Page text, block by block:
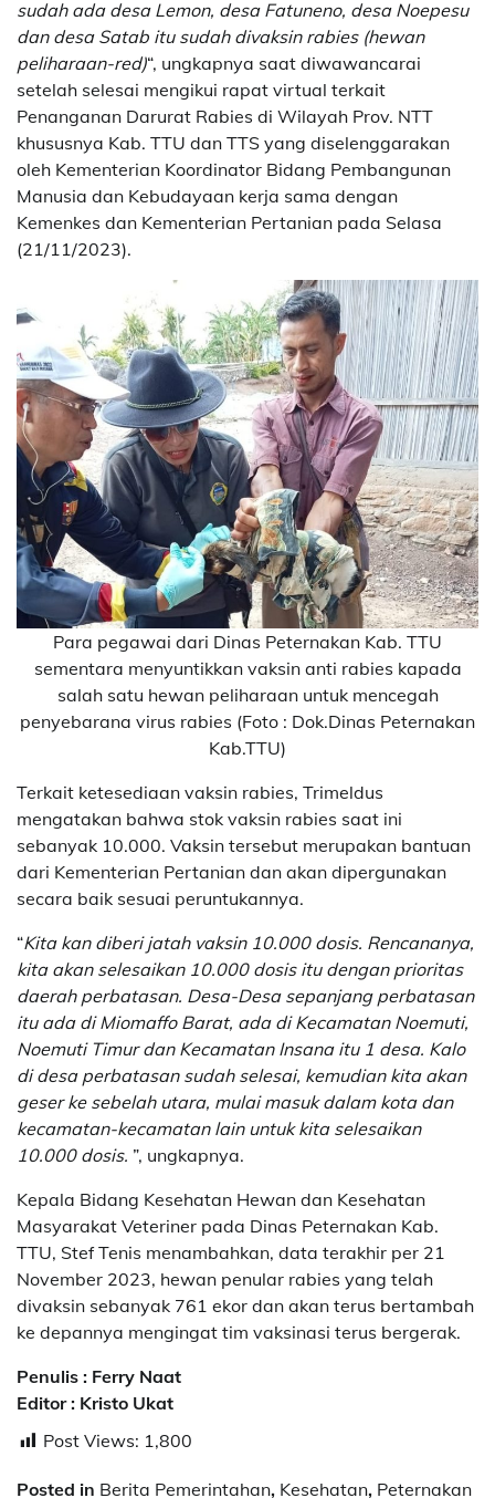
sudah ada desa Lemon, desa Fatuneno, desa Noepesu
dan desa Satab itu sudah divaksin rabies (hewan
peliharaan-red)“, ungkapnya saat diwawancarai
setelah selesai mengikui rapat virtual terkait
Penanganan Darurat Rabies di Wilayah Prov. NTT
khususnya Kab. TTU dan TTS yang diselenggarakan
oleh Kementerian Koordinator Bidang Pembangunan
Manusia dan Kebudayaan kerja sama dengan
Kemenkes dan Kementerian Pertanian pada Selasa
(21/11/2023).
Para pegawai dari Dinas Peternakan Kab. TTU
sementara menyuntikkan vaksin anti rabies kapada
salah satu hewan peliharaan untuk mencegah
penyebarana virus rabies (Foto : Dok.Dinas Peternakan
Kab.TTU)
Terkait ketesediaan vaksin rabies, Trimeldus
mengatakan bahwa stok vaksin rabies saat ini
sebanyak 10.000. Vaksin tersebut merupakan bantuan
dari Kementerian Pertanian dan akan dipergunakan
secara baik sesuai peruntukannya.
“Kita kan diberi jatah vaksin 10.000 dosis. Rencananya,
kita akan selesaikan 10.000 dosis itu dengan prioritas
daerah perbatasan. Desa-Desa sepanjang perbatasan
itu ada di Miomaffo Barat, ada di Kecamatan Noemuti,
Noemuti Timur dan Kecamatan Insana itu 1 desa. Kalo
di desa perbatasan sudah selesai, kemudian kita akan
geser ke sebelah utara, mulai masuk dalam kota dan
kecamatan-kecamatan lain untuk kita selesaikan
10.000 dosis. ”, ungkapnya.
Kepala Bidang Kesehatan Hewan dan Kesehatan
Masyarakat Veteriner pada Dinas Peternakan Kab.
TTU, Stef Tenis menambahkan, data terakhir per 21
November 2023, hewan penular rabies yang telah
divaksin sebanyak 761 ekor dan akan terus bertambah
ke depannya mengingat tim vaksinasi terus bergerak.
Penulis : Ferry Naat
Editor : Kristo Ukat
Post Views: 1,800
Posted in Berita Pemerintahan, Kesehatan, Peternakan